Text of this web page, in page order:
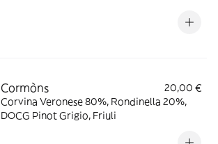
Cormòns
20,00 €
Corvina Veronese 80%, Rondinella 20%,
DOCG Pinot Grigio, Friuli